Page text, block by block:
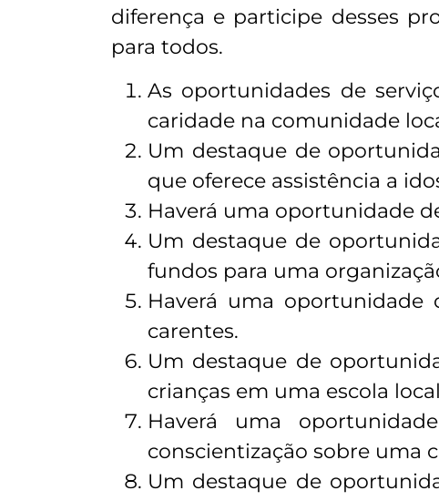
diferença e participe desses
para todos.
As oportunidades de
caridade na comunidade
Um destaque de
que oferece assistência a
Haverá uma oportunidade
Um destaque de
fundos para uma
Haverá uma oportunidade
carentes.
Um destaque de
crianças em uma escola
Haverá uma
conscientização sobre uma
Um destaque de